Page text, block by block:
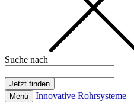
Suche nach
Menü Innovative Rohrsysteme